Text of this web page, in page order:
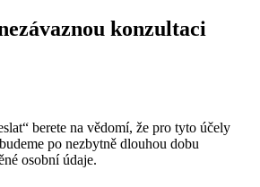
konzultaci
berete na vědomí, že pro tyto účely
po nezbytně dlouhou dobu
osobní údaje.